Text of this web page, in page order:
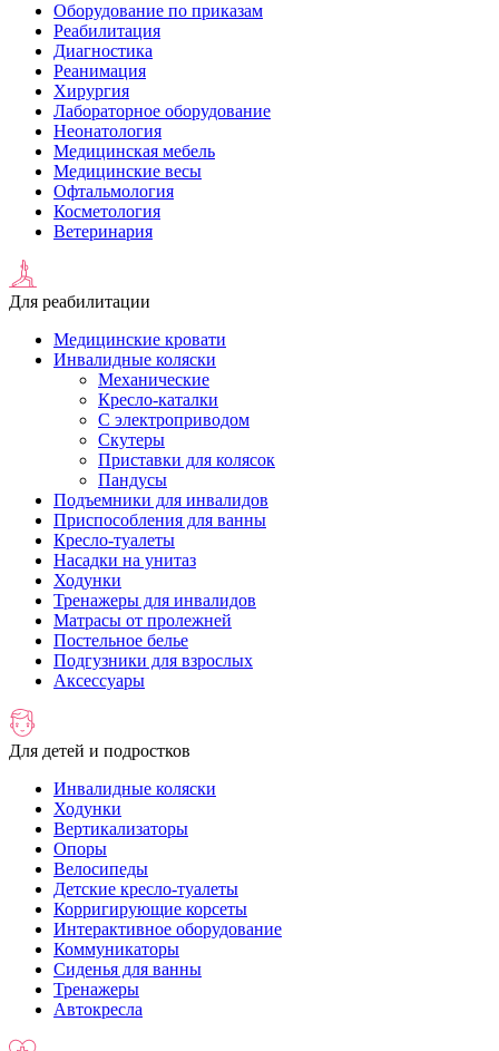
Оборудование по приказам
Реабилитация
Диагностика
Реанимация
Хирургия
Лабораторное оборудование
Неонатология
Медицинская мебель
Медицинские весы
Офтальмология
Косметология
Ветеринария
Для реабилитации
Медицинские кровати
Инвалидные коляски
Механические
Кресло-каталки
С электроприводом
Скутеры
Приставки для колясок
Пандусы
Подъемники для инвалидов
Приспособления для ванны
Кресло-туалеты
Насадки на унитаз
Ходунки
Тренажеры для инвалидов
Матрасы от пролежней
Постельное белье
Подгузники для взрослых
Аксессуары
Для детей и подростков
Инвалидные коляски
Ходунки
Вертикализаторы
Опоры
Велосипеды
Детские кресло-туалеты
Корригирующие корсеты
Интерактивное оборудование
Коммуникаторы
Сиденья для ванны
Тренажеры
Автокресла